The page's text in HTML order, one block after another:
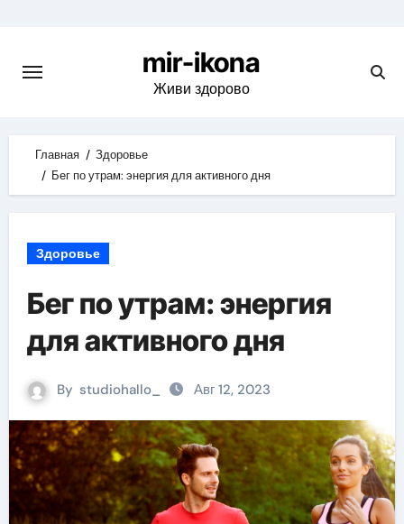
content
mir-ikona
Живи здорово
Главная
Здоровье
Бег по утрам: энергия для активного дня
Здоровье
Бег по утрам: энергия
для активного дня
By studiohallo_ Авг 12, 2023